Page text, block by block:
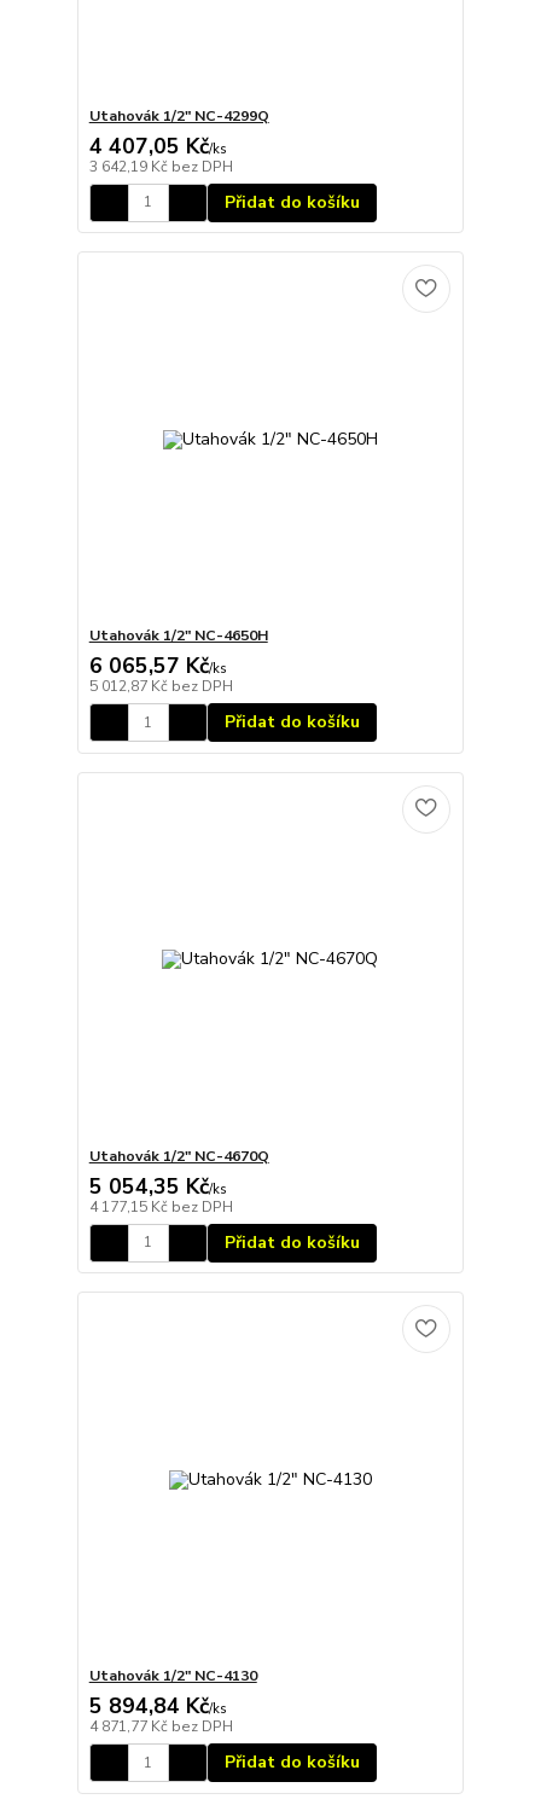
Utahovák 1/2" NC-4299Q
4 407,05 Kč/ks
3 642,19 Kč bez DPH
Přidat do košíku
Utahovák 1/2" NC-4650H
6 065,57 Kč/ks
5 012,87 Kč bez DPH
Přidat do košíku
Utahovák 1/2" NC-4670Q
5 054,35 Kč/ks
4 177,15 Kč bez DPH
Přidat do košíku
Utahovák 1/2" NC-4130
5 894,84 Kč/ks
4 871,77 Kč bez DPH
Přidat do košíku